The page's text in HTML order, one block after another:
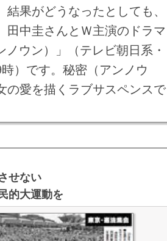
結果がどうなったとしても、
田中圭さんとＷ主演のドラマ
ノウン）」（テレビ朝日系・
）です。秘密（アンノウ
の愛を描くラブサスペンスで
せない
的大運動を